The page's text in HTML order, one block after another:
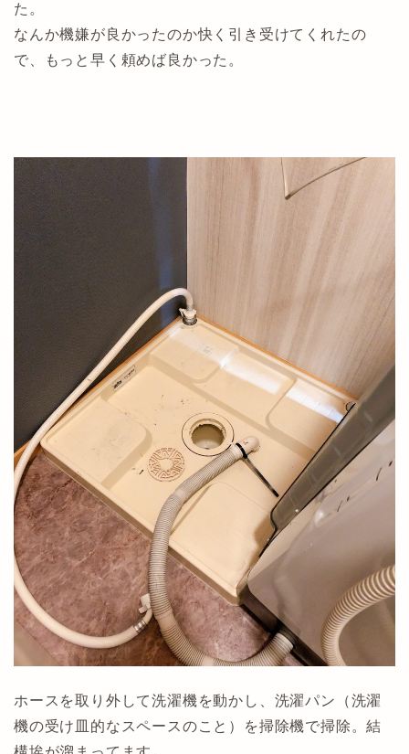
た。
なんか機嫌が良かったのか快く引き受けてくれたの
で、もっと早く頼めば良かった。
ホースを取り外して洗濯機を動かし、洗濯パン（洗濯
機の受け皿的なスペースのこと）を掃除機で掃除。結